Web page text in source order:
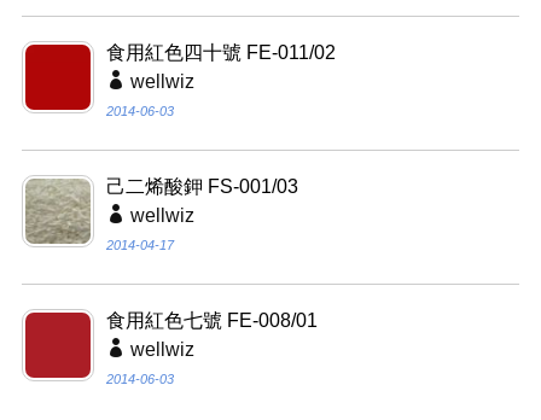
食用紅色四十號 FE-011/02
wellwiz
2014-06-03
己二烯酸鉀 FS-001/03
wellwiz
2014-04-17
食用紅色七號 FE-008/01
wellwiz
2014-06-03